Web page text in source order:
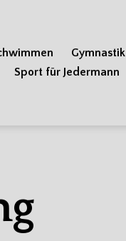
Gymnastik
Sport für Jedermann